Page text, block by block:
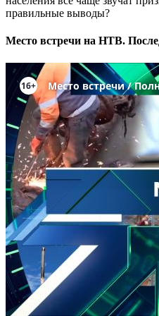
правильные выводы?
Место встречи на НТВ.